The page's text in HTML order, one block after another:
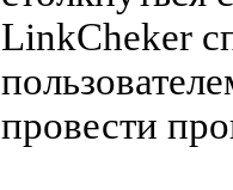
LinkCheker
провести